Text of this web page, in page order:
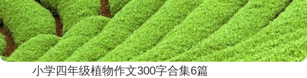
小学四年级植物作文300字合集6篇